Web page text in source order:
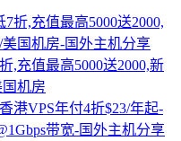
,充值最高5000送2000,新
机房